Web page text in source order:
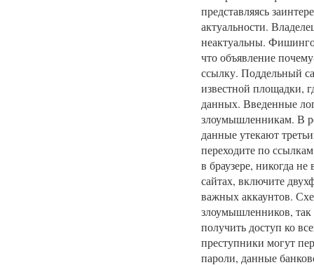
представляясь
актуальности.
неактуальны.
что объявление
ссылку. Поддельный
известной площадки,
данных. Введенные
злоумышленникам. В
данные утекают
переходите по
в браузере, никогда
сайтах, включите
важных аккаунтов.
злоумышленников,
получить доступ ко
преступники могут
пароли, данные